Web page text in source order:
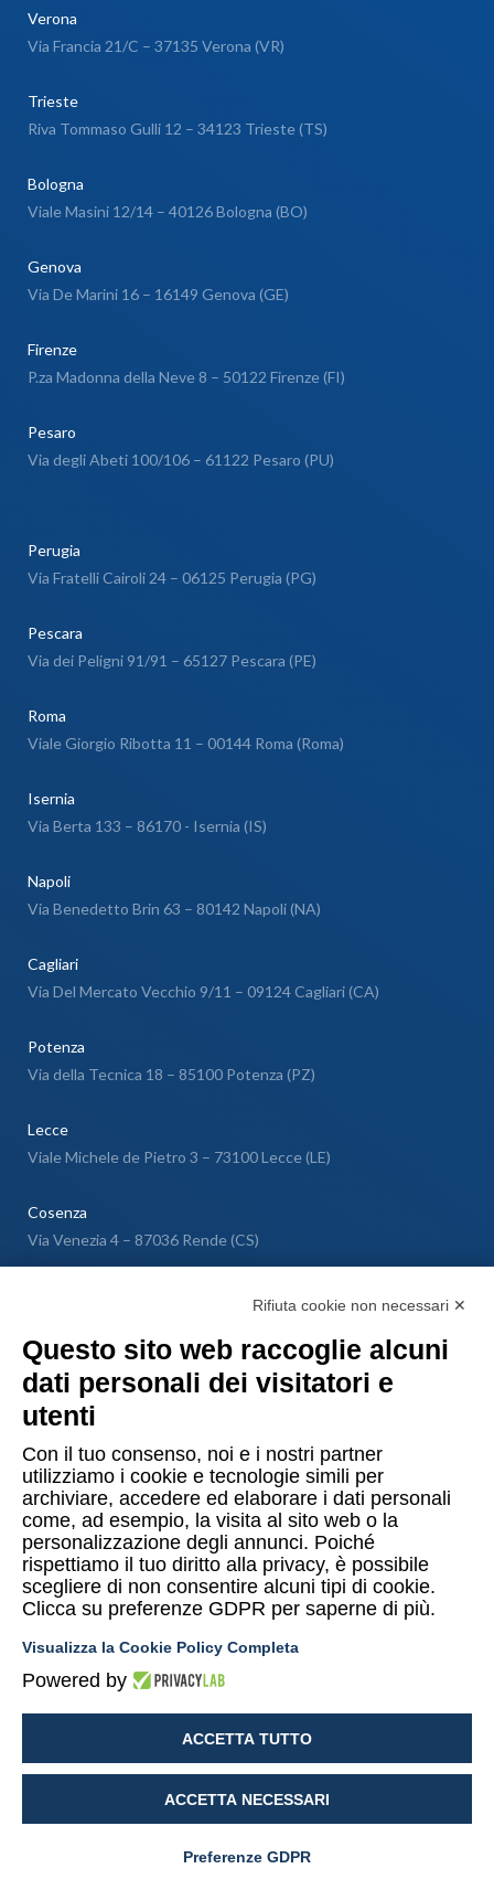
Verona
Via Francia 21/C – 37135 Verona (VR)
Trieste
Riva Tommaso Gulli 12 – 34123 Trieste (TS)
Bologna
Viale Masini 12/14 – 40126 Bologna (BO)
Genova
Via De Marini 16 – 16149 Genova (GE)
Firenze
P.za Madonna della Neve 8 – 50122 Firenze (FI)
Pesaro
Via degli Abeti 100/106 – 61122 Pesaro (PU)
Perugia
Via Fratelli Cairoli 24 – 06125 Perugia (PG)
Pescara
Via dei Peligni 91/91 – 65127 Pescara (PE)
Roma
Viale Giorgio Ribotta 11 – 00144 Roma (Roma)
Isernia
Via Berta 133 – 86170 - Isernia (IS)
Napoli
Via Benedetto Brin 63 – 80142 Napoli (NA)
Cagliari
Via Del Mercato Vecchio 9/11 – 09124 Cagliari (CA)
Potenza
Via della Tecnica 18 – 85100 Potenza (PZ)
Lecce
Viale Michele de Pietro 3 – 73100 Lecce (LE)
Cosenza
Via Venezia 4 – 87036 Rende (CS)
Lugano
Copyright © 2015-2026 Uomo & Ambiente S.r.l. Società Benefit
PI/CF 10874480014
Privacy Policy UeA
Termini e condizioni Shop UeA
Cookies policy
Mappa del sito
Rifiuta cookie non necessari ✕
Questo sito web raccoglie alcuni
dati personali dei visitatori e
utenti
Con il tuo consenso, noi e i nostri partner
utilizziamo i cookie e tecnologie simili per
archiviare, accedere ed elaborare i dati personali
come, ad esempio, la visita al sito web o la
personalizzazione degli annunci. Poiché
rispettiamo il tuo diritto alla privacy, è possibile
scegliere di non consentire alcuni tipi di cookie.
Clicca su preferenze GDPR per saperne di più.
Visualizza la Cookie Policy Completa
Powered by
ACCETTA TUTTO
ACCETTA NECESSARI
Preferenze GDPR